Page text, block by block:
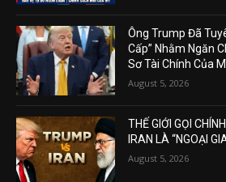
Ông Trump Đã
Cấp” Nhằm Ngăn
Sơ Tài Chính Của
August 5, 2026
THẾ GIỚI GỌI
IRAN LÀ “NGOẠI
August 5, 2026